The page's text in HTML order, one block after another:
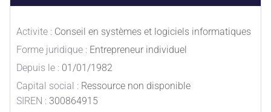
Activite : Conseil en systèmes et logiciels informatiques
Forme juridique : Entrepreneur individuel
Depuis le : 01/01/1982
Capital social : Ressource non disponible
SIREN : 300864915